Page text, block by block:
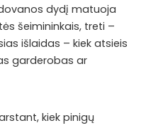
dydį matuoja
šeimininkais, treti –
išlaidas – kiek atsieis
garderobas ar
kiek pinigų